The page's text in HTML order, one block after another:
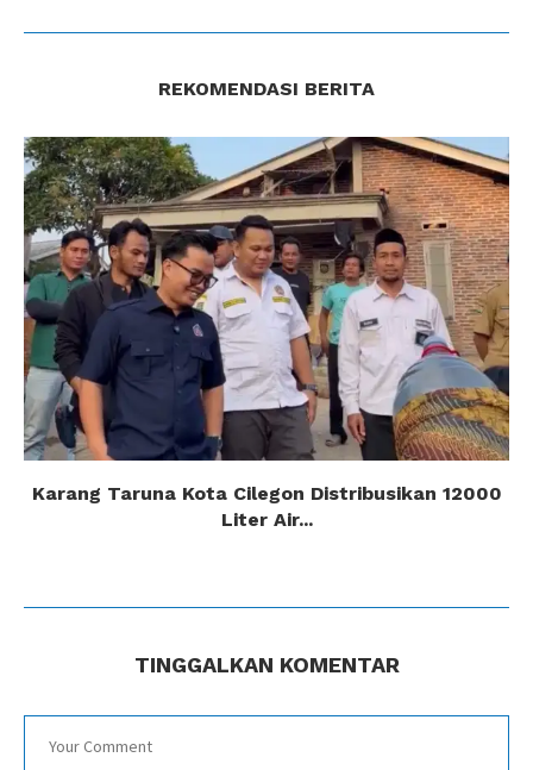
REKOMENDASI BERITA
Karang Taruna Kota Cilegon Distribusikan 12000
Liter Air...
TINGGALKAN KOMENTAR